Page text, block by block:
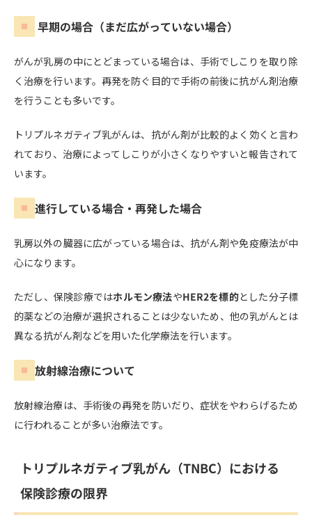
早期の場合（まだ広がっていない場合）
がんが乳房の中にとどまっている場合は、手術でしこりを取り除
く治療を行います。再発を防ぐ目的で手術の前後に抗がん剤治療
を行うことも多いです。
トリプルネガティブ乳がんは、抗がん剤が比較的よく効くと言わ
れており、治療によってしこりが小さくなりやすいと報告されて
います。
進行している場合・再発した場合
乳房以外の臓器に広がっている場合は、抗がん剤や免疫療法が中
心になります。
ただし、保険診療ではホルモン療法やHER2を標的とした分子標
的薬などの治療が選択されることは少ないため、他の乳がんとは
異なる抗がん剤などを用いた化学療法を行います。
放射線治療について
放射線治療は、手術後の再発を防いだり、症状をやわらげるため
に行われることが多い治療法です。
トリプルネガティブ乳がん（TNBC）における
保険診療の限界